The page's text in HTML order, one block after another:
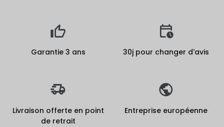
Garantie 3 ans 30j pour changer d'avis
Livraison offerte en point
de retrait
Entreprise européenne